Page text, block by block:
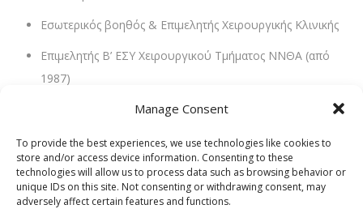
Manage Consent
To provide the best experiences, we use technologies like cookies to
store and/or access device information. Consenting to these
technologies will allow us to process data such as browsing behavior or
unique IDs on this site. Not consenting or withdrawing consent, may
adversely affect certain features and functions.
Εσωτερικός βοηθός & Επιμελητής Χειρουργικής Κλινικής
Επιμελητής Β’ ΕΣΥ Χειρουργικού Τμήματος ΝΝΘΑ (από
1987)
Κατά τη διάρκεια της πορείας του ο Δρ. Γεράσιμος
πραγματοποιώντας μεγάλο ποσοστό αυτών και
συμβάλλοντας ενεργά στην πρακτική εκπαίδευση
ειδικευόμενων χειρουργών.